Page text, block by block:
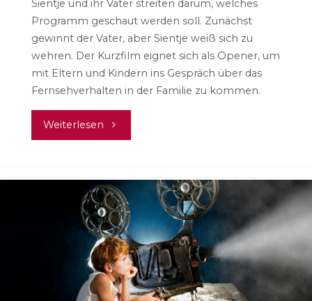
Sientje und ihr Vater streiten darum, welches
Programm geschaut werden soll. Zunächst
gewinnt der Vater, aber Sientje weiß sich zu
wehren. Der Kurzfilm eignet sich als Opener, um
mit Eltern und Kindern ins Gespräch über das
Fernsehverhalten in der Familie zu kommen.
Weiterlesen "Sientje
Das
Fernsehen"